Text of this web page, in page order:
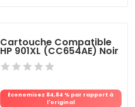
Cartouche Compatible
HP 901XL (CC654AE) Noir
Économisez 84,84 % par rapport à
l'original